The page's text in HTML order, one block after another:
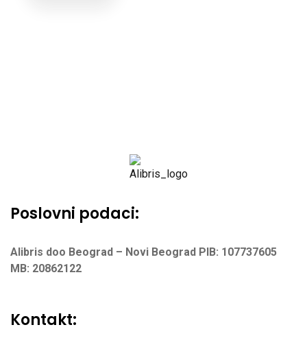
Poslovni podaci:
Alibris doo Beograd – Novi Beograd PIB: 107737605
MB: 20862122
Kontakt: